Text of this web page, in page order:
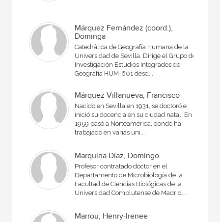
Márquez Fernández (coord.),
Dominga
Catedrática de Geografía Humana de la
Universidad de Sevilla. Dirige el Grupo de
Investigación Estudios Integrados de
Geografía HUM-601 desd...
Márquez Villanueva, Francisco
Nacido en Sevilla en 1931, se doctoró e
inició su docencia en su ciudad natal. En
1959 pasó a Norteamérica, donde ha
trabajado en varias uni...
Marquina Díaz, Domingo
Profesor contratado doctor en el
Departamento de Microbiología de la
Facultad de Ciencias Biológicas de la
Universidad Complutense de Madrid...
Marrou, Henry-Irenee